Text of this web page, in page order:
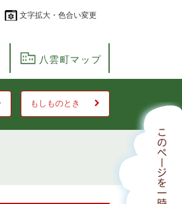
文字拡大・色合い変更
八雲町マップ
もしものとき